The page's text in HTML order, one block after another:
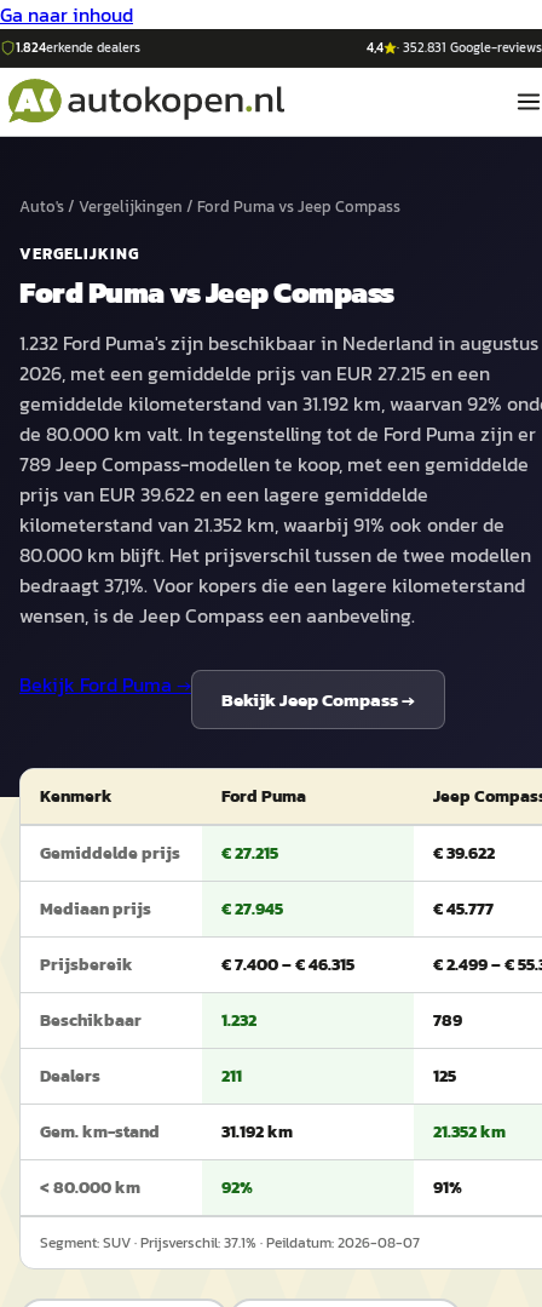
Ga naar inhoud
1.824erkende dealers 4,4 ·352.831 Google-reviews
Auto's/ Vergelijkingen / Ford PumavsJeep Compass
VERGELIJKING
Ford PumavsJeep Compass
1.232 Ford Puma's zijn beschikbaar in Nederland in augustus
2026, met een gemiddelde prijs van EUR 27.215 en een
gemiddelde kilometerstand van 31.192 km, waarvan 92%
de 80.000 km valt. In tegenstelling tot de Ford Puma zijn er
789 Jeep Compass-modellen te koop, met een gemiddelde
prijs van EUR 39.622 en een lagere gemiddelde
kilometerstand van 21.352 km, waarbij 91% ook onder de
80.000 km blijft. Het prijsverschil tussen de twee modellen
bedraagt 37,1%. Voor kopers die een lagere kilometerstand
wensen, is de Jeep Compass een aanbeveling.
Bekijk Ford Puma →
BekijkJeep Compass→
Kenmerk Ford Puma Jeep
Gemiddelde prijs € 27.215 € 39.622
Mediaan prijs € 27.945 € 45.777
Prijsbereik € 7.400 – € 46.315 € 2.499 – €
Beschikbaar 1.232 789
Dealers 211 125
Gem. km-stand 31.192 km 21.352 km
< 80.000 km 92% 91%
Segment:SUV· Prijsverschil:37.1% · Peildatum:2026-08-07